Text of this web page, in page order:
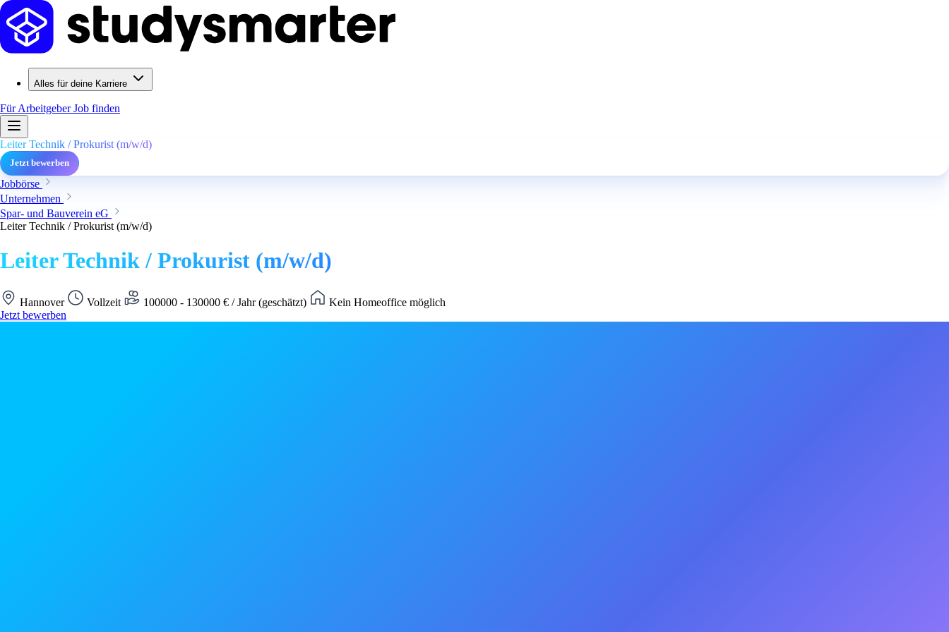
Alles für deine Karriere
Für ArbeitgeberJob finden
Leiter Technik / Prokurist (m/w/d)
Jetzt bewerben
Jobbörse
Unternehmen
Spar- und Bauverein eG
Leiter Technik / Prokurist (m/w/d)
Leiter Technik / Prokurist (m/w/d)
Hannover Vollzeit 100000 - 130000 € / Jahr (geschätzt)
Kein Homeoffice möglich
Jetzt bewerben